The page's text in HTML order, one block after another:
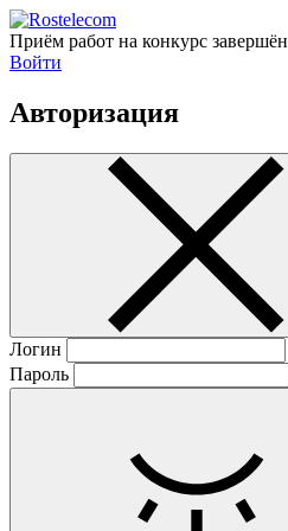
Приём работ на конкурс завершён
Войти
Авторизация
Логин
Пароль